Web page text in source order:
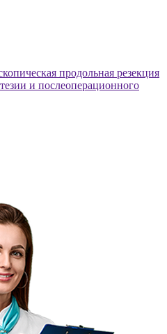
продольная резекция
и послеоперационного